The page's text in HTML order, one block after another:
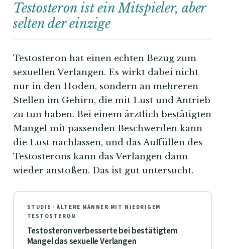
Testosteron ist ein Mitspieler, aber
selten der einzige
Testosteron hat einen echten Bezug zum
sexuellen Verlangen. Es wirkt dabei nicht
nur in den Hoden, sondern an mehreren
Stellen im Gehirn, die mit Lust und Antrieb
zu tun haben. Bei einem ärztlich bestätigten
Mangel mit passenden Beschwerden kann
die Lust nachlassen, und das Auffüllen des
Testosterons kann das Verlangen dann
wieder anstoßen. Das ist gut untersucht.
STUDIE · ÄLTERE MÄNNER MIT NIEDRIGEM
TESTOSTERON
Testosteron verbesserte bei bestätigtem
Mangel das sexuelle Verlangen